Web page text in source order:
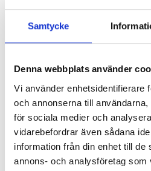
Samtycke
Denna webbplats använder
Vi använder enhetsidentifierare
och annonserna till
för sociala medier och
vidarebefordrar även sådana
information från din enhet till de
annons- och analysföretag som
Så mycket tjänar